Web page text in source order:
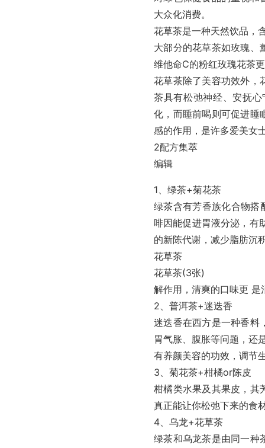
大众化消费。
花草茶是一种天然饮品，
大部分的花草茶如玫瑰、
维他命C的粉红玫瑰花茶
花草茶除了美容功效外，
茶具有松弛神经、安抚
化，而睡前喝则可促进睡
感的作用，是许多爱美女
2配方集萃
编辑
1、绿茶+菊花茶
绿茶含有芳香族化合物搭
啡因能促进胃液分泌，有
的新陈代谢，减少脂肪沉
花草茶
花草茶(3张)
解作用，清爽的口味更 是
2、普洱茶+迷迭香
迷迭香在西方是一种香料
胃气胀、腹胀等问题，还
有养颜美容的功效，调节
3、菊花茶+柑橘or陈皮
柑橘类水果及其果皮，其
真正能让你松弛下来的食
4、乌龙+花草茶
绿茶和乌龙茶是由同一种